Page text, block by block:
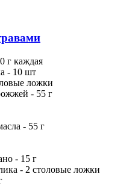
г каждая
- 10 шт
ложки
- 55 г
- 55 г
- 15 г
- 2 столовые ложки